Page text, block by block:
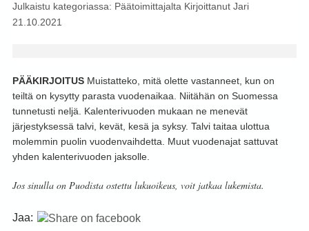
Julkaistu kategoriassa: PäätoimittajaltaKirjoittanut Jari
21.10.2021
PÄÄKIRJOITUS Muistatteko, mitä olette vastanneet, kun on
teiltä on kysytty parasta vuodenaikaa. Niitähän on Suomessa
tunnetusti neljä. Kalenterivuoden mukaan ne menevät
järjestyksessä talvi, kevät, kesä ja syksy. Talvi taitaa ulottua
molemmin puolin vuodenvaihdetta. Muut vuodenajat sattuvat
yhden kalenterivuoden jaksolle.
Jos sinulla on Puodista ostettu lukuoikeus, voit jatkaa lukemista.
Jaa: